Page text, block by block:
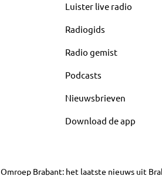
Luister live radio
Radiogids
Radio gemist
Podcasts
Nieuwsbrieven
Download de app
Omroep Brabant: het laatste nieuws uit